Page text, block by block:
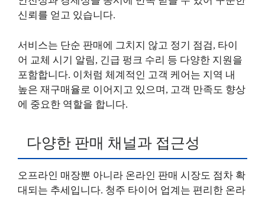
신뢰를 얻고 있습니다.
서비스는 단순 판매에 그치지 않고 정기 점검, 타이
어 교체 시기 알림, 긴급 펑크 수리 등 다양한 지원을
포함합니다. 이처럼 체계적인 고객 케어는 지역 내
높은 재구매율로 이어지고 있으며, 고객 만족도 향상
에 중요한 역할을 합니다.
다양한 판매 채널과 접근성
오프라인 매장뿐 아니라 온라인 판매 시장도 점차 확
대되는 추세입니다. 청주 타이어 업계는 편리한 온라